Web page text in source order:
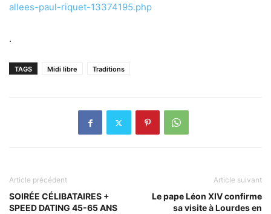
allees-paul-riquet-13374195.php
.
TAGS Midi libre Traditions
Article précédent
SOIRÉE CÉLIBATAIRES +
SPEED DATING 45-65 ANS
Article suivant
Le pape Léon XIV confirme
sa visite à Lourdes en